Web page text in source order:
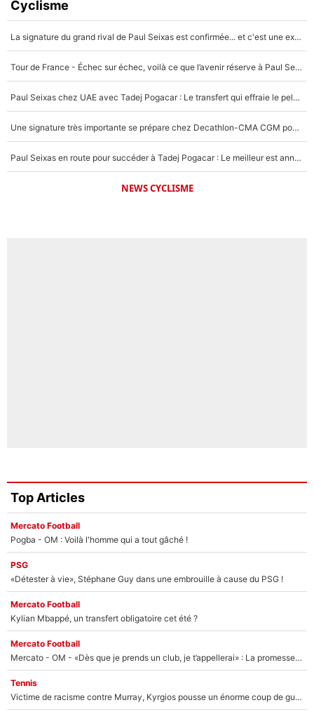
Cyclisme
La signature du grand rival de Paul Seixas est confirmée... et c'est une excellente nouvelle pour l'équipe Decathlon-CMA CGM !
Tour de France - Échec sur échec, voilà ce que l’avenir réserve à Paul Seixas : «Tant qu’il y aura un Pogacar comme celui-là...»
Paul Seixas chez UAE avec Tadej Pogacar : Le transfert qui effraie le peloton, «c’est la pire des choses qui puisse arriver»
Une signature très importante se prépare chez Decathlon-CMA CGM pour aider Paul Seixas à gagner le Tour de France 2027
Paul Seixas en route pour succéder à Tadej Pogacar : Le meilleur est annoncé pour l’avenir de la pépite française
NEWS CYCLISME
Top Articles
Mercato Football
Pogba - OM : Voilà l'homme qui a tout gâché !
PSG
«Détester à vie», Stéphane Guy dans une embrouille à cause du PSG !
Mercato Football
Kylian Mbappé, un transfert obligatoire cet été ?
Mercato Football
Mercato - OM - «Dès que je prends un club, je t’appellerai» : La promesse de Marcelino au moment de claquer la porte
Tennis
Victime de racisme contre Murray, Kyrgios pousse un énorme coup de gueule !